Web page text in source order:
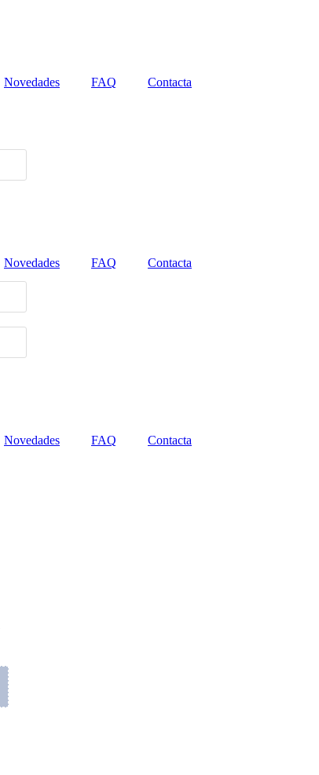
Novedades FAQ Contacta
Novedades FAQ
Contacta
Novedades FAQ Contacta